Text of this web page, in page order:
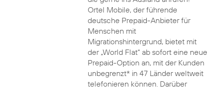
Ortel Mobile, der führende
deutsche Prepaid-Anbieter für
Menschen mit
Migrationshintergrund, bietet mit
der „World Flat“ ab sofort eine neue
Prepaid-Option an, mit der Kunden
unbegrenzt* in 47 Länder weltweit
telefonieren können. Darüber